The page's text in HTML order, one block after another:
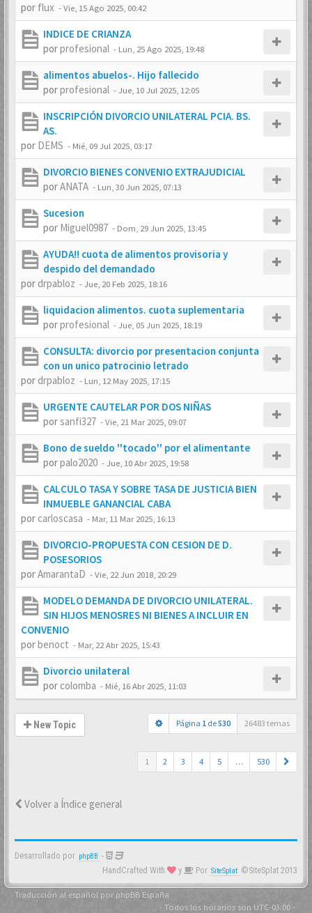
por flux -Vie, 15 Ago 2025, 00:42
INDICE DE CRIANZA
porprofesional - Lun, 25 Ago 2025, 19:48
alimentos abuelos-. Hijo fallecido
porprofesional -Jue, 10 Jul 2025, 12:05
INSCRIPCIÓN DIVORCIO UNILATERAL PCIA. BS.
AS.
por DEMS - Mié, 09 Jul 2025, 03:17
DIVORCIO BIENES CONVENIO EXTRAJUDICIAL
porANATA - Lun, 30 Jun 2025, 07:13
Sucesion
por Miguel0987 - Dom, 29 Jun 2025, 13:45
AYUDA!! cuota de alimentos provisoria y
despido del demandado
por drpabloz -Jue, 20 Feb 2025, 18:16
liquidacion alimentos. cuota suplementaria
porprofesional -Jue, 05 Jun 2025, 18:19
CONSULTA: divorcio por presentacion conjunta
con un unico patrocinio letrado
por drpabloz - Lun, 12 May 2025, 17:15
URGENTE CAUTELAR POR DOS NIÑAS
porsanfi327 -Vie, 21 Mar 2025, 09:07
Bono de sueldo ''tocado'' por el alimentante
porpalo2020 -Jue, 10 Abr 2025, 19:58
CALCULO TASA Y SOBRE TASA DE JUSTICIA BIEN
INMUEBLE GANANCIAL CABA
por carloscasa - Mar, 11 Mar 2025, 16:13
DIVORCIO-PROPUESTA CON CESION DE D.
POSESORIOS
porAmarantaD -Vie, 22 Jun 2018, 20:29
MODELO DEMANDA DE DIVORCIO UNILATERAL.
SIN HIJOS MENOSRES NI BIENES A INCLUIR EN
CONVENIO
porbenoct - Mar, 22 Abr 2025, 15:43
Divorcio unilateral
por colomba - Mié, 16 Abr 2025, 11:03
New Topic Página 1 de530 26483 temas
1 2 3 4 5 … 530
Volver a Índice general
Desarrollado por phpBB -
HandCrafted With
y Por SiteSplat ©SiteSplat 2013
Traducción al español por phpBB España
- Todos los horarios son UTC-03:00-